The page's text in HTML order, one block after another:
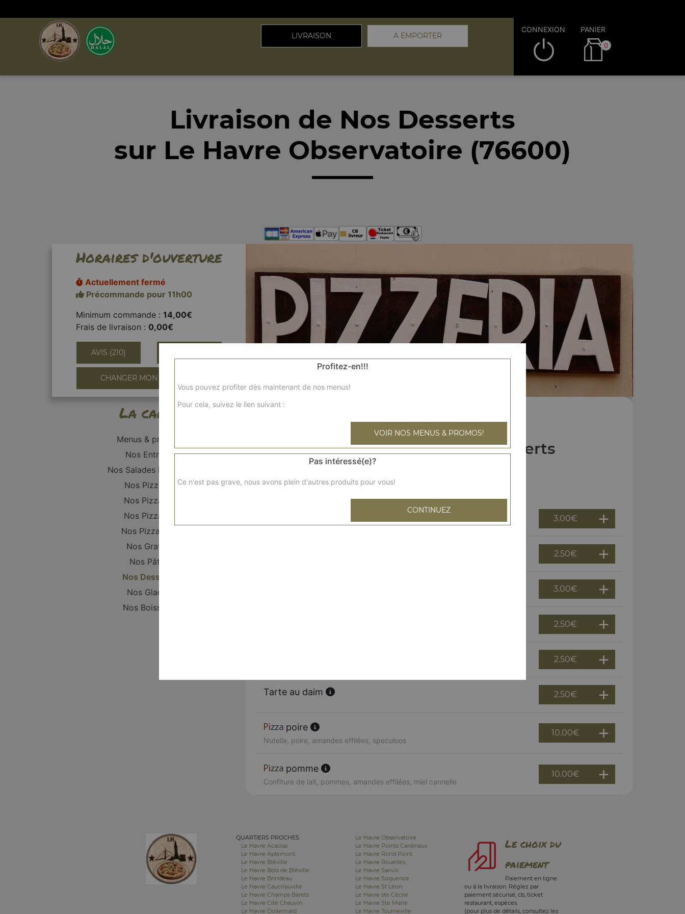
LIVRAISON A EMPORTER
CONNEXION PANIER
0
Livraison de Nos Desserts
sur Le Havre Observatoire (76600)
Horaires d'ouverture
Actuellement fermé
Précommande pour 11h00
Minimum commande : 14,00€
Frais de livraison : 0,00€
AVIS (210)
CHANGER MON QUARTIER
La carte
Menus & promos
Nos Entrées
Nos Salades Fraîches
Nos Pizzanis
Nos Pizzas S
Nos Pizzas L
Nos Pizzas XL
Nos Gratins
Nos Pâtes
Nos Desserts
Nos Glaces
Nos Boissons
Nos Desserts
3.00€
2.50€
3.00€
2.50€
2.50€
Tarte au daim 2.50€
poire
Nutella, poire, amandes effilées, speculoos
10.00€
pomme
Confiture de lait, pommes, amandes effilées, miel cannelle
10.00€
QUARTIERS PROCHES
Le Havre Acacias
Le Havre Aplemont
Le Havre Bléville
Le Havre Bois de Bléville
Le Havre Brindeau
Le Havre Caucriauville
Le Havre Champs Barets
Le Havre Cité Chauvin
Le Havre Dollemard
Le Havre Observatoire
Le Havre Points Cardinaux
Le Havre Rond Point
Le Havre Rouelles
Le Havre Sanvic
Le Havre Soquence
Le Havre St Léon
Le Havre ste Cécile
Le Havre Ste Marie
Le Havre Tourneville
Le choix du
paiement
Paiement en ligne
ou à la livraison. Réglez par
paiement sécurisé, cb, ticket
restaurant, espèces.
(pour plus de détails, consultez les
Profitez-en!!!
Vous pouvez profiter dès maintenant de nos menus!
Pour cela, suivez le lien suivant :
VOIR NOS MENUS & PROMOS!
Pas intéressé(e)?
Ce n'est pas grave, nous avons plein d'autres produits pour vous!
CONTINUEZ